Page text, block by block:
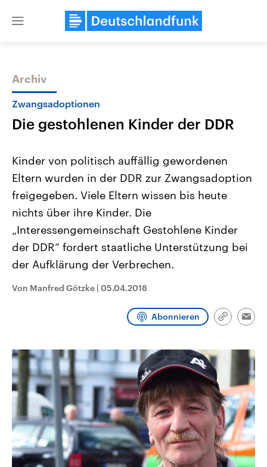
Close
Themen
Landtagswahl Sachsen-Anhalt
2026
Alle Informationen
Sachsen-Anhalt wählt am 6.
September 2026 einen neuen
Bundesland von einer Koalition aus
Umfragen, Prognosen,
Wahlprogramme, aktuelle Berichte
und Kandidaten der anstehenden
Hintergründe
Wirtschaftlich und
gehören die Vereinigten
den mächtigsten Ländern
mit großem Einfluss auf
Archiv
Zwangsadoptionen
Die gestohlenen Kinder der DDR
Kinder von politisch auffällig gewordenen
Eltern wurden in der DDR zur Zwangsadoption
freigegeben. Viele Eltern wissen bis heute
nichts über ihre Kinder. Die
„Interessengemeinschaft Gestohlene Kinder
der DDR“ fordert staatliche Unterstützung bei
der Aufklärung der Verbrechen.
Von Manfred Götzke | 05.04.2018
Abonnieren
Link